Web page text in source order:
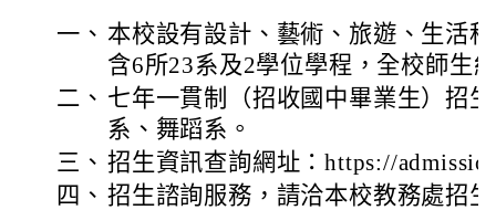
一、 本校設有設計、藝術、旅遊、生活
含6所23系及2學位學程，全校師生
二、 七年一貫制（招收國中畢業生）招
系、舞蹈系。
三、 招生資訊查詢網址：https://
四、 招生諮詢服務，請洽本校教務處招